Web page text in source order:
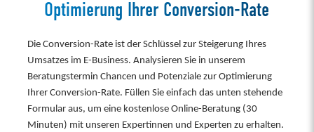
Optimierung Ihrer Conversion-Rate